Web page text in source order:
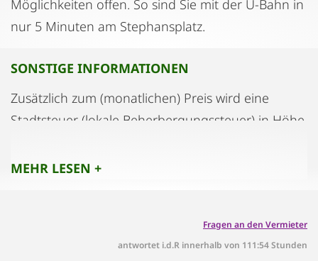
Möglichkeiten offen. So sind Sie mit der U-Bahn in
nur 5 Minuten am Stephansplatz.
SONSTIGE INFORMATIONEN
Zusätzlich zum (monatlichen) Preis wird eine
Stadtsteuer (lokale Beherbergungssteuer) in Höhe
erhoben. Es wird in der Zahlungsaufforderung
MEHR LESEN +
Fragen an den Vermieter
antwortet i.d.R innerhalb von 111:54 Stunden